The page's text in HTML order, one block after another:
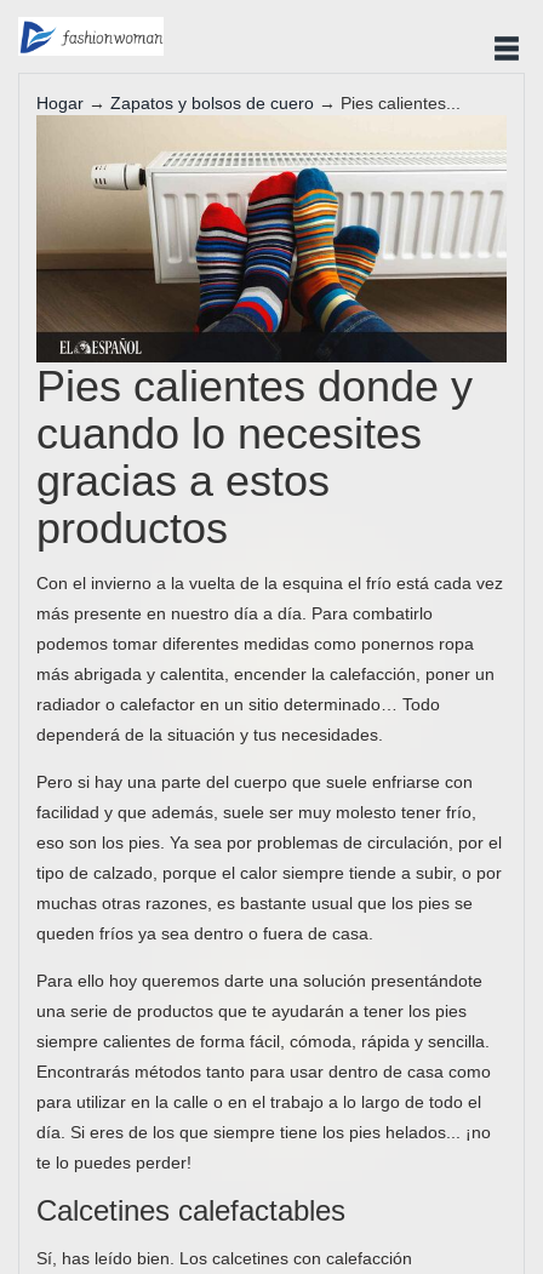
Hogar → Zapatos y bolsos de cuero → Pies calientes...
Pies calientes donde y
cuando lo necesites
gracias a estos
productos
Con el invierno a la vuelta de la esquina el frío está cada vez
más presente en nuestro día a día. Para combatirlo
podemos tomar diferentes medidas como ponernos ropa
más abrigada y calentita, encender la calefacción, poner un
radiador o calefactor en un sitio determinado… Todo
dependerá de la situación y tus necesidades.
Pero si hay una parte del cuerpo que suele enfriarse con
facilidad y que además, suele ser muy molesto tener frío,
eso son los pies. Ya sea por problemas de circulación, por el
tipo de calzado, porque el calor siempre tiende a subir, o por
muchas otras razones, es bastante usual que los pies se
queden fríos ya sea dentro o fuera de casa.
Para ello hoy queremos darte una solución presentándote
una serie de productos que te ayudarán a tener los pies
siempre calientes de forma fácil, cómoda, rápida y sencilla.
Encontrarás métodos tanto para usar dentro de casa como
para utilizar en la calle o en el trabajo a lo largo de todo el
día. Si eres de los que siempre tiene los pies helados... ¡no
te lo puedes perder!
Calcetines calefactables
Sí, has leído bien. Los calcetines con calefacción